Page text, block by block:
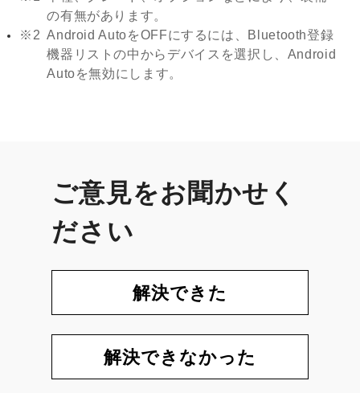
の有無があります。
※2 Android AutoをOFFにするには、Bluetooth登録
機器リストの中からデバイスを選択し、Android
Autoを無効にします。
ご意見をお聞かせく
ださい
解決できた
解決できなかった